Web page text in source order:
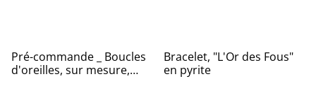
Pré-commande _ Boucles
d'oreilles, sur mesure,
Bracelet, "L'Or des Fous"
en pyrite